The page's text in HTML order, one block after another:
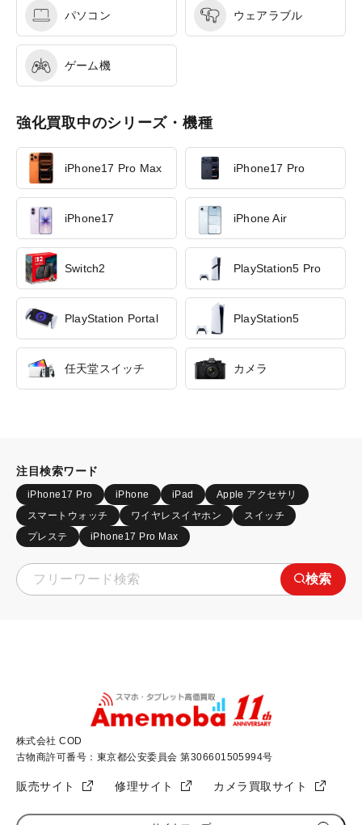
パソコン ウェアラブル
ゲーム機
強化買取中のシリーズ・機種
iPhone17 Pro Max iPhone17 Pro
iPhone17 iPhone Air
Switch2 PlayStation5 Pro
PlayStation Portal PlayStation5
任天堂スイッチ カメラ
注目検索ワード
iPhone17 Pro iPhone iPad
Apple アクセサリ
スマートウォッチ
ワイヤレスイヤホン
スイッチ
プレステ
iPhone17 Pro Max
検索
株式会社 COD
古物商許可番号：東京都公安委員会 第306601505994号
販売サイト 修理サイト カメラ買取サイト